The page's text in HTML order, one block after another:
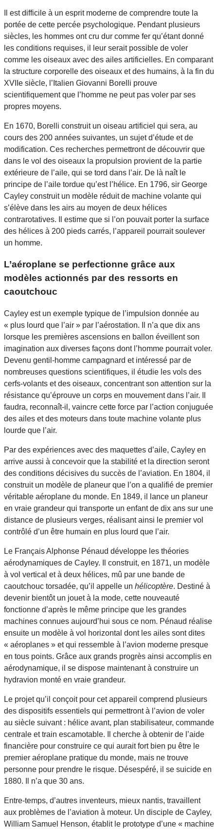
Il est difficile à un esprit moderne de comprendre toute la
portée de cette percée psychologique. Pendant plusieurs
siècles, les hommes ont cru dur comme fer qu’étant donné
les conditions requises, il leur serait possible de voler
comme les oiseaux avec des ailes artificielles. En comparant
la structure corporelle des oiseaux et des humains, à la fin du
XVIIe siècle, l’Italien Giovanni Borelli prouve
scientifiquement que l’homme ne peut pas voler par ses
propres moyens.
En 1670, Borelli construit un oiseau artificiel qui sera, au
cours des 200 années suivantes, un sujet d’étude et de
modification. Ces recherches permettront de découvrir que
dans le vol des oiseaux la propulsion provient de la partie
extérieure de l’aile, qui se tord dans l’air. De là naît le
principe de l’aile tordue qu’est l’hélice. En 1796, sir George
Cayley construit un modèle réduit de machine volante qui
s’élève dans les airs au moyen de deux hélices
contrarotatives. Il estime que si l’on pouvait porter la surface
des hélices à 200 pieds carrés, l’appareil pourrait soulever
un homme.
L’aéroplane se perfectionne grâce aux
modèles actionnés par des ressorts en
caoutchouc
Cayley est un exemple typique de l’impulsion donnée au
« plus lourd que l’air » par l’aérostation. Il n’a que dix ans
lorsque les premières ascensions en ballon éveillent son
imagination aux diverses façons dont l’homme pourrait voler.
Devenu gentil-homme campagnard et intéressé par de
nombreuses questions scientifiques, il étudie les vols des
cerfs-volants et des oiseaux, concentrant son attention sur la
résistance qu’éprouve un corps en mouvement dans l’air. Il
faudra, reconnaît-il, vaincre cette force par l’action conjuguée
des ailes et des moteurs dans toute machine volante plus
lourde que l’air.
Par des expériences avec des maquettes d’aile, Cayley en
arrive aussi à concevoir que la stabilité et la direction seront
des conditions décisives du succès de l’aviation. En 1804, il
construit un modèle de planeur que l’on a qualifié de premier
véritable aéroplane du monde. En 1849, il lance un planeur
en vraie grandeur qui transporte un enfant de dix ans sur une
distance de plusieurs verges, réalisant ainsi le premier vol
contrôlé d’un être humain en plus lourd que l’air.
Le Français Alphonse Pénaud développe les théories
aérodynamiques de Cayley. Il construit, en 1871, un modèle
à vol vertical et à deux hélices, mû par une bande de
caoutchouc torsadée, qu’il appelle un hélicoptère. Destiné à
devenir bientôt un jouet à la mode, cette nouveauté
fonctionne d’après le même principe que les grandes
machines connues aujourd’hui sous ce nom. Pénaud réalise
ensuite un modèle à vol horizontal dont les ailes sont dites
« aéroplanes » et qui ressemble à l’avion moderne presque
en tous points. Grâce aux grands progrès ainsi accomplis en
aérodynamique, il se dispose maintenant à construire un
hydravion monté en vraie grandeur.
Le projet qu’il conçoit pour cet appareil comprend plusieurs
des dispositifs essentiels qui permettront à l’avion de voler
au siècle suivant : hélice avant, plan stabilisateur, commande
centrale et train escamotable. Il cherche à obtenir de l’aide
financière pour construire ce qui aurait fort bien pu être le
premier aéroplane pratique du monde, mais ne trouve
personne pour prendre le risque. Désespéré, il se suicide en
1880. Il n’a que 30 ans.
Entre-temps, d’autres inventeurs, mieux nantis, travaillent
aux problèmes de l’aviation à moteur. Un disciple de Cayley,
William Samuel Henson, établit le prototype d’une « machine